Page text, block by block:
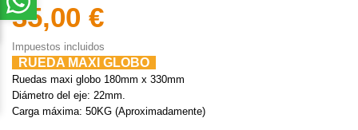
35,00 €
Impuestos incluidos
RUEDA MAXI GLOBO
Ruedas maxi globo 180mm x 330mm
Diámetro del eje: 22mm.
Carga máxima: 50KG (Aproximadamente)